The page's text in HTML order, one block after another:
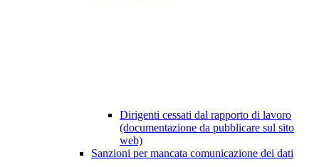
Dirigenti cessati dal rapporto di lavoro
(documentazione da pubblicare sul sito
web)
Sanzioni per mancata comunicazione dei dati